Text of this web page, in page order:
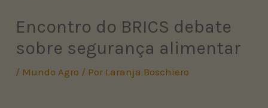
Encontro do BRICS debate
sobre segurança alimentar
/ Mundo Agro / Por Laranja Boschiero